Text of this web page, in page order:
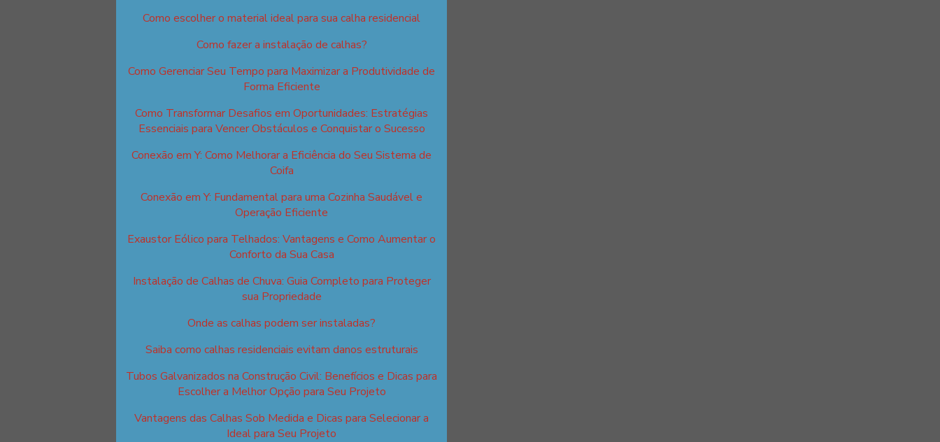
Como escolher o material ideal para sua calha residencial
Como fazer a instalação de calhas?
Como Gerenciar Seu Tempo para Maximizar a Produtividade de
Forma Eficiente
Como Transformar Desafios em Oportunidades: Estratégias
Essenciais para Vencer Obstáculos e Conquistar o Sucesso
Conexão em Y: Como Melhorar a Eficiência do Seu Sistema de
Coifa
Conexão em Y: Fundamental para uma Cozinha Saudável e
Operação Eficiente
Exaustor Eólico para Telhados: Vantagens e Como Aumentar o
Conforto da Sua Casa
Instalação de Calhas de Chuva: Guia Completo para Proteger
sua Propriedade
Onde as calhas podem ser instaladas?
Saiba como calhas residenciais evitam danos estruturais
Tubos Galvanizados na Construção Civil: Benefícios e Dicas para
Escolher a Melhor Opção para Seu Projeto
Vantagens das Calhas Sob Medida e Dicas para Selecionar a
Ideal para Seu Projeto